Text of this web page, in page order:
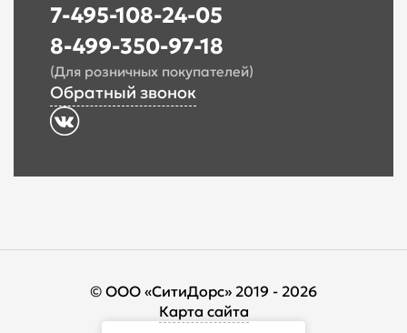
7-495-108-24-05
8-499-350-97-18
(Для розничных покупателей)
Обратный звонок
© ООО «СитиДорс» 2019 - 2026
Карта сайта